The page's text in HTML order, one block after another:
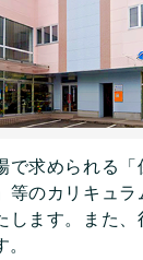
で求められる
等のカリキュ
します。また